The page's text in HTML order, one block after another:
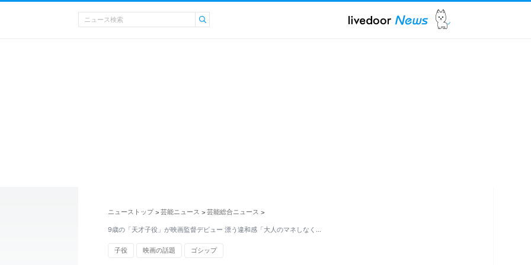
ニューストップ > 芸能ニュース > 芸能総合ニュース >
9歳の「天才子役」が映画監督デビュー 漂う違和感「大人のマネしなく…
子役 映画の話題 ゴシップ